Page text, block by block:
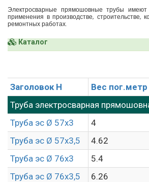
Электросварные прямошовные трубы
применения в производстве, строительстве,
ремонтных работах.
Каталог
Заголовок H Вес пог.метр
Труба электросварная
Труба эс Ø 57х3
4
Труба эс Ø 57х3,5
4.62
Труба эс Ø 76х3
5.4
Труба эс Ø 76х3,5
6.26